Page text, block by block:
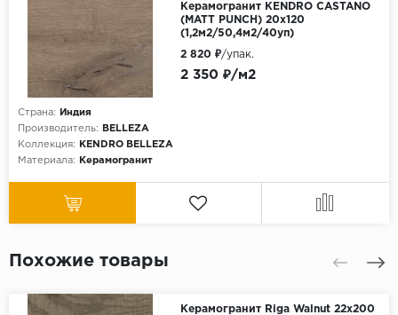
Керамогранит KENDRO CASTANO
(MATT PUNCH) 20х120
(1,2м2/50,4м2/40уп)
Страна:
Индия
Производитель:
BELLEZA
Коллекция:
KENDRO BELLEZA
Материала:
Керамогранит
2 350 ₽/м2
2 820 ₽/упак.
Похожие товары
Керамогранит Riga Walnut 22x200